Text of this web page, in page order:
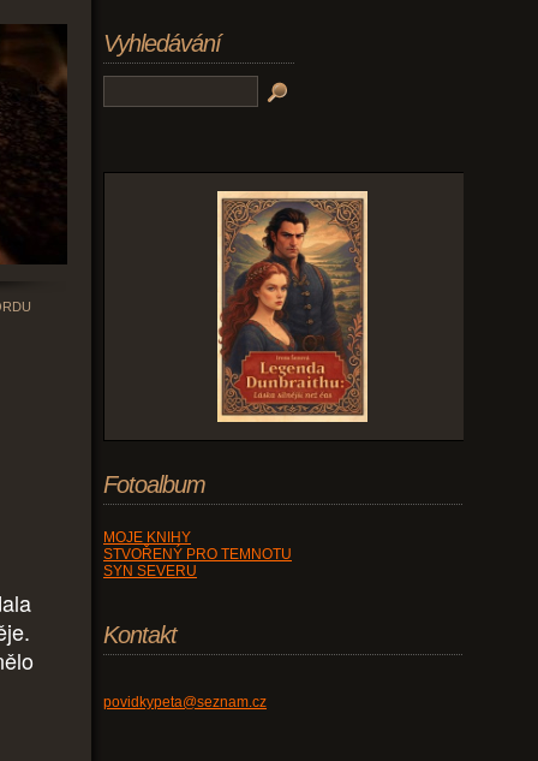
Vyhledávání
Fotoalbum
MOJE KNIHY
STVOŘENÝ PRO TEMNOTU
SYN SEVERU
Kontakt
povidkypeta@seznam.cz